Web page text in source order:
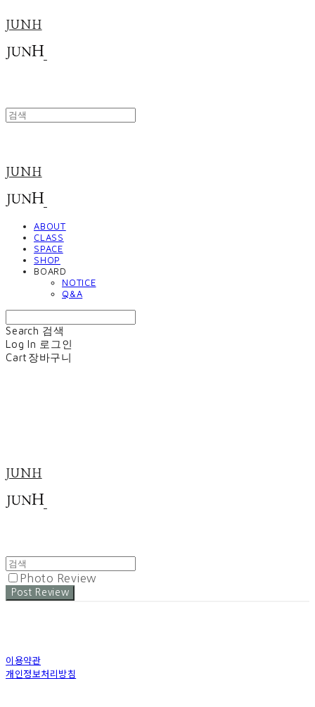
JUNH
JUNH
ABOUT
CLASS
SPACE
SHOP
BOARD
NOTICE
Q&A
Search 검색
Log In 로그인
Cart 장바구니
JUNH
Photo Review
Post Review
이용약관
개인정보처리방침